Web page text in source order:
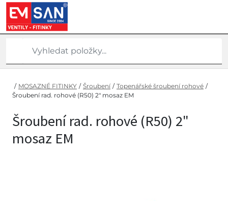
/ MOSAZNÉ FITINKY / Šroubení / Topenářské šroubení rohové /
Šroubení rad. rohové (R50) 2" mosaz EM
Šroubení rad. rohové (R50) 2"
mosaz EM